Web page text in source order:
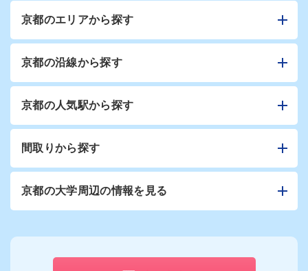
京都のエリアから探す
京都の沿線から探す
京都の人気駅から探す
間取りから探す
京都の大学周辺の情報を見る